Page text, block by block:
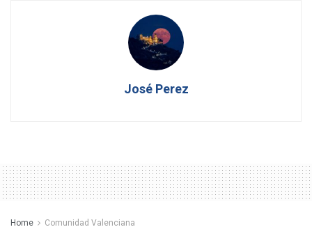
José Perez
Home Comunidad Valenciana